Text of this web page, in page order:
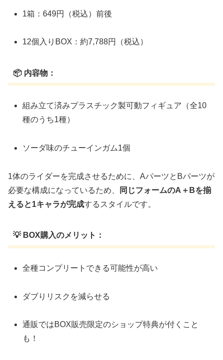
1箱：649円（税込）前後
12個入りBOX：約7,788円（税込）
📦 内容物：
組み立て済みプラスチック製可動フィギュア（全10
種のうち1種）
ソーダ味のチューインガム1個
1体のライダーを完成させるために、AパーツとBパーツが
必要な構成になっているため、
同じフォームのA＋Bを揃
えると1キャラが完成するスタイルです。
💡 BOX購入のメリット：
全種コンプリートできる可能性が高い
ダブりリスクを減らせる
通販ではBOX販売限定のショップ特典が付くこと
も！